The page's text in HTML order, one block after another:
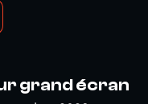
grand écran